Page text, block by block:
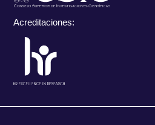
Acreditaciones: